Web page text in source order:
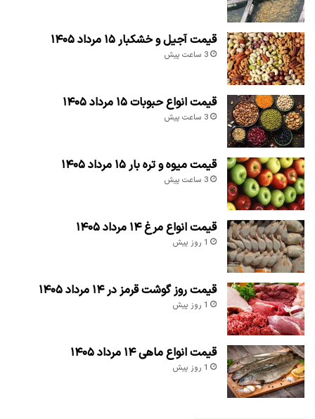
قیمت آجیل و خشکبار ۱۵ مرداد ۱۴۰۵
3 ساعت پیش
قیمت انواع حبوبات ۱۵ مرداد ۱۴۰۵
3 ساعت پیش
قیمت میوه و تره بار ۱۵ مرداد ۱۴۰۵
3 ساعت پیش
قیمت انواع مرغ ۱۴ مرداد ۱۴۰۵
1 روز پیش
قیمت روز گوشت قرمز در ۱۴ مرداد ۱۴۰۵
1 روز پیش
قیمت انواع ماهی ۱۴ مرداد ۱۴۰۵
1 روز پیش